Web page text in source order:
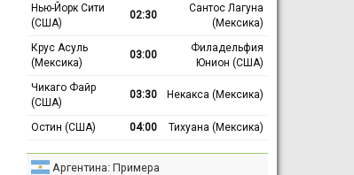
Нью-Йорк Сити
(США)
02:30
Сантос Лагуна
(Мексика)
Крус Асуль
(Мексика)
03:00
Филадельфия
Юнион (США)
Чикаго Файр
(США)
03:30 Некакса (Мексика)
Остин (США) 04:00 Тихуана (Мексика)
Аргентина: Примера